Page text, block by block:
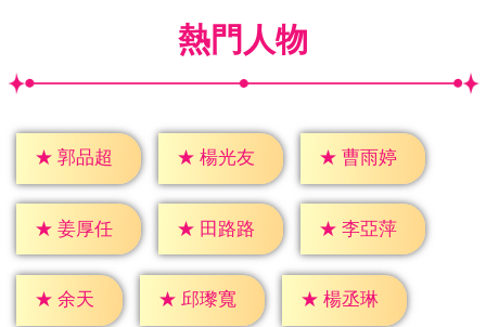
熱門人物
★ 郭品超 ★ 楊光友 ★ 曹雨婷
★ 姜厚任 ★ 田路路 ★ 李亞萍
★ 余天 ★ 邱瓈寬 ★ 楊丞琳